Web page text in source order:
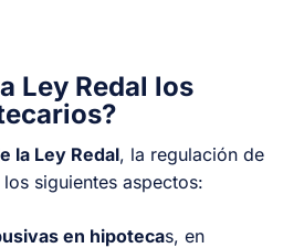
Ley Redal los
la Ley Redal, la regulación de
siguientes aspectos:
en hipotecas, en